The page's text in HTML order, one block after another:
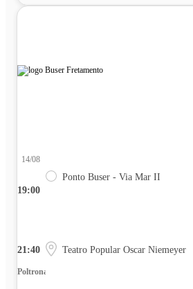
19:00
14/08
Ponto Buser - Via Mar II
21:40 Teatro Popular Oscar Niemeyer
Poltrona